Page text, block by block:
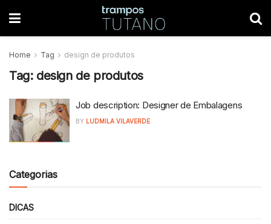
Home Tag design de produtos
Tag: design de produtos
Job description: Designer de Embalagens
BY LUDMILA VILAVERDE
Categorias
DICAS